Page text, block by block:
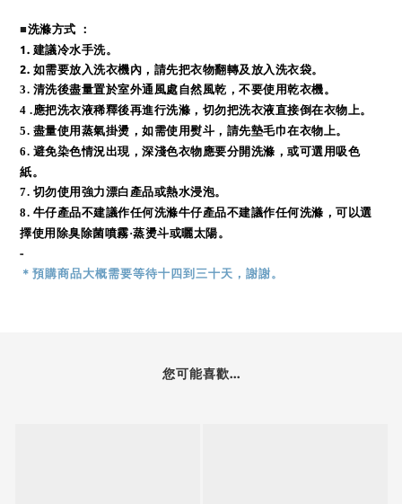
■洗滌方式 ：
1. 建議冷水手洗。
2. 如需要放入洗衣機內，請先把衣物翻轉及放入洗衣袋。
3. 清洗後盡量置於室外通風處自然風乾，不要使用乾衣機。
4 .應把洗衣液稀釋後再進行洗滌，切勿把洗衣液直接倒在衣物上。
5. 盡量使用蒸氣掛燙，如需使用熨斗，請先墊毛巾在衣物上。
6. 避免染色情況出現，深淺色衣物應要分開洗滌，或可選用吸色
紙。
7. 切勿使用強力漂白產品或熱水浸泡。
8. 牛仔產品不建議作任何洗滌牛仔產品不建議作任何洗滌，可以選
擇使用除臭除菌噴霧·蒸燙斗或曬太陽。
-
＊預購商品大概需要等待十四到三十天，謝謝。
您可能喜歡...